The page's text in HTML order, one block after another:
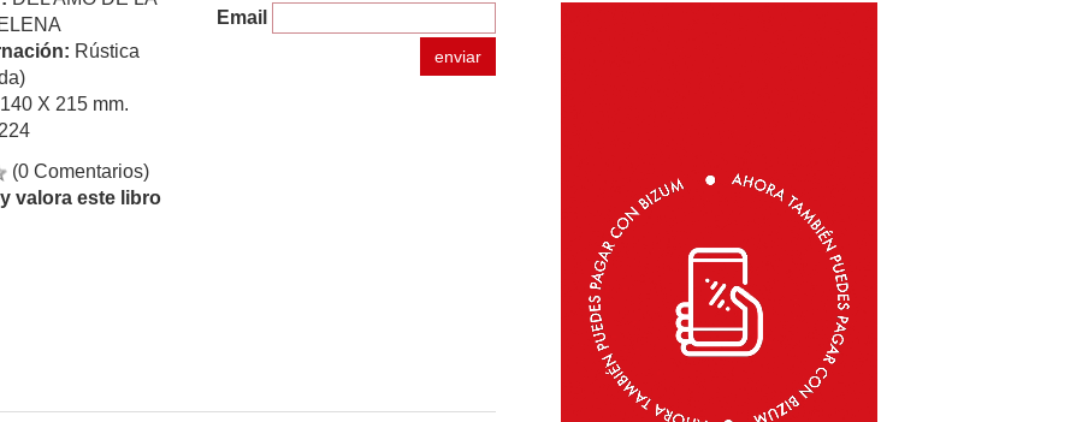
Rústica
140 X 215 mm.
224
(0 Comentarios)
valora este libro
Email
enviar